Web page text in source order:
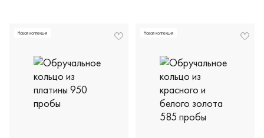
Новая коллекция Новая коллекция